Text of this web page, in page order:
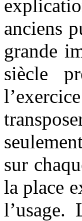
anciens
grande
siècle
sur
la place